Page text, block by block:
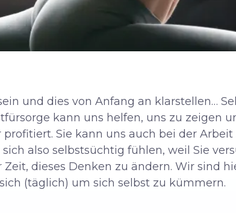
und dies von Anfang an klarstellen…
kann uns helfen, uns zu zeigen
Sie kann uns auch bei der
also selbstsüchtig fühlen, weil Sie
dieses Denken zu ändern. Wir sind
(täglich) um sich selbst zu kümmern.